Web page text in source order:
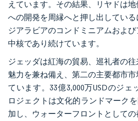
えています。その結果、リヤドは
への開発を周縁へと押し出してい
ジアラビアのコンドミニアムおよ
中核であり続けています。
ジェッダは紅海の貿易、巡礼者の
魅力を兼ね備え、第二の主要都市
ています。33億3,000万USDのジ
ロジェクトは文化的ランドマーク
加し、ウォーターフロントとして